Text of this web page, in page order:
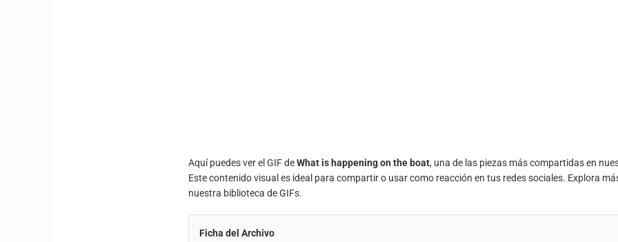
Aquí puedes ver el GIF deWhat is happening on the boat, una de las piezas más compartidas en
Este contenido visual es ideal para compartir o usar como reacción en tus redes sociales. Explora
nuestra biblioteca de GIFs.
Ficha del Archivo